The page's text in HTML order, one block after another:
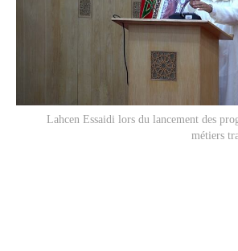
Lahcen Essaidi lors du lancement des
métiers